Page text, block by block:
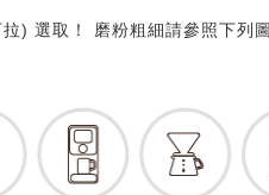
) 選取！ 磨粉粗細請參照下列